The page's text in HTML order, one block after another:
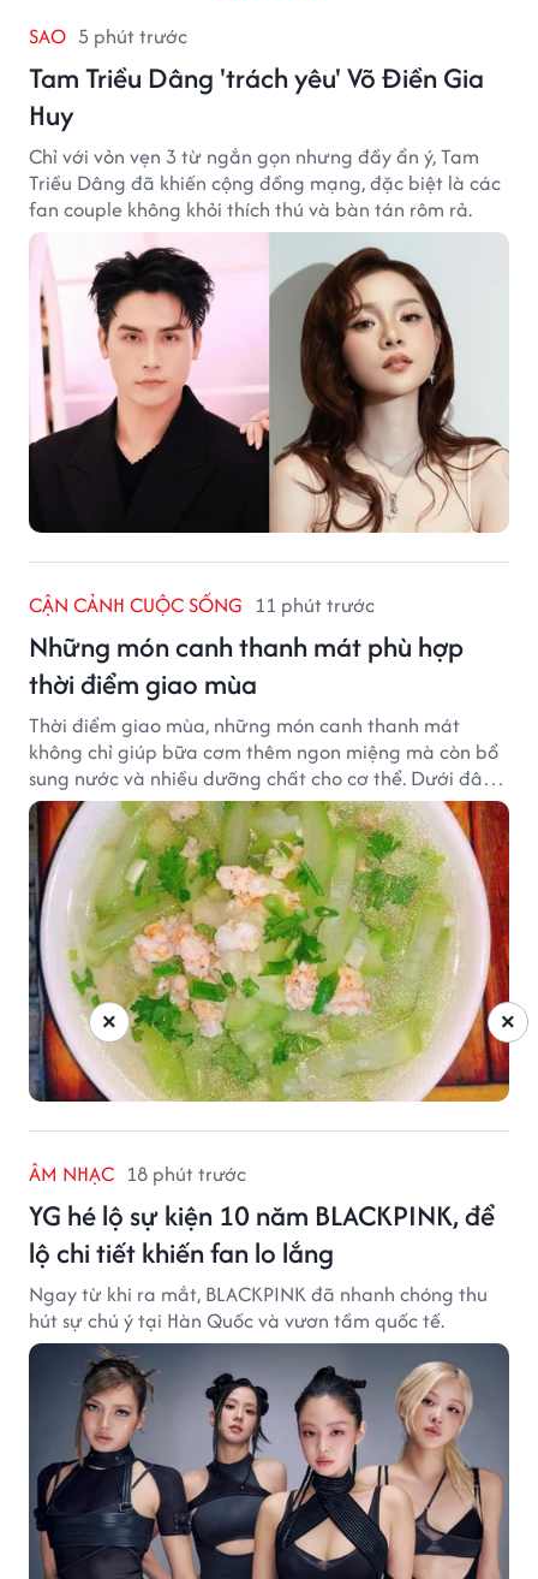
SAO 5 phút trước
Tam Triều Dâng 'trách yêu' Võ Điền Gia
Huy
Chỉ với vỏn vẹn 3 từ ngắn gọn nhưng đầy ẩn ý, Tam
Triều Dâng đã khiến cộng đồng mạng, đặc biệt là các
fan couple không khỏi thích thú và bàn tán rôm rả.
CẬN CẢNH CUỘC SỐNG 11 phút trước
Những món canh thanh mát phù hợp
thời điểm giao mùa
Thời điểm giao mùa, những món canh thanh mát
không chỉ giúp bữa cơm thêm ngon miệng mà còn bổ
sung nước và nhiều dưỡng chất cho cơ thể. Dưới đây
là một số món canh đơn giản, dễ nấu, phù hợp cho cả
gia đình.
ÂM NHẠC 18 phút trước
YG hé lộ sự kiện 10 năm BLACKPINK, để
lộ chi tiết khiến fan lo lắng
Ngay từ khi ra mắt, BLACKPINK đã nhanh chóng thu
hút sự chú ý tại Hàn Quốc và vươn tầm quốc tế.
×
×